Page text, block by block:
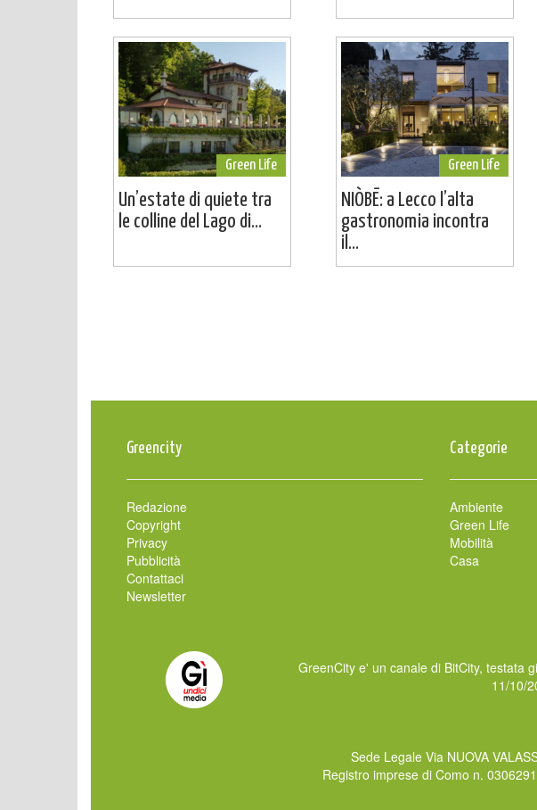
Green Life
Un’estate di quiete tra
le colline del Lago di...
Green Life
NIÒBĒ: a Lecco l’alta
gastronomia incontra
il...
Greencity
Redazione
Copyright
Privacy
Pubblicità
Contattaci
Newsletter
Categorie
Ambiente
Green Life
Mobilità
Casa
GreenCity e' un canale di BitCity, testata
11/10/
Sede Legale Via NUOVA
Registro imprese di Como n.